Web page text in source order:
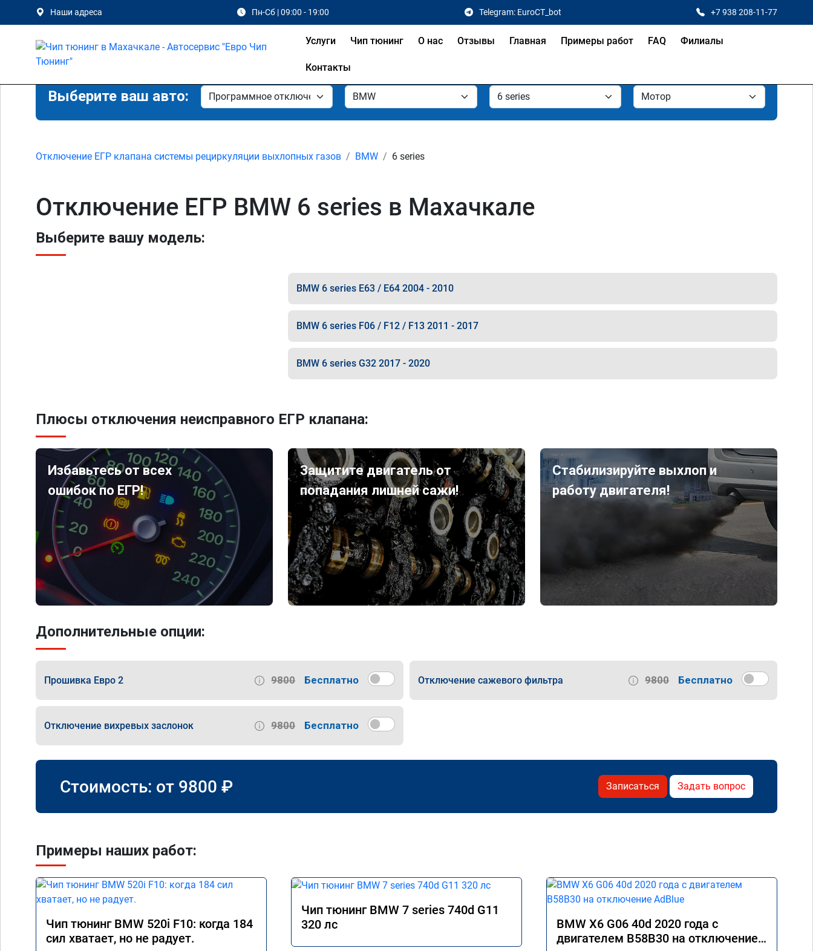
Наши адреса Пн-Сб | 09:00 - 19:00 Telegram: EuroCT_bot +7 938 208-11-77
Услуги Чип тюнинг О нас Отзывы Главная Примеры работ FAQ Филиалы
Контакты
Выберите ваш авто:
Отключение ЕГР клапана системы рециркуляции выхлопных газов BMW 6 series
Отключение ЕГР BMW 6 series в Махачкале
Выберите вашу модель:
BMW 6 series E63 / E64 2004 - 2010
BMW 6 series F06 / F12 / F13 2011 - 2017
BMW 6 series G32 2017 - 2020
Плюсы отключения неисправного ЕГР клапана:
Избавьтесь от всех
ошибок по ЕГР!
Защитите двигатель от
попадания лишней сажи!
Стабилизируйте выхлоп и
работу двигателя!
Дополнительные опции:
Прошивка Евро 2 9800 Бесплатно Отключение сажевого фильтра 9800 Бесплатно
Отключение вихревых заслонок 9800 Бесплатно
Стоимость: от 9800 ₽ Записаться Задать вопрос
Примеры наших работ:
Чип тюнинг BMW 520i F10: когда 184
сил хватает, но не радует.
Чип тюнинг BMW 7 series 740d G11
320 лс
BMW X6 G06 40d 2020 года с
двигателем B58B30 на отключение